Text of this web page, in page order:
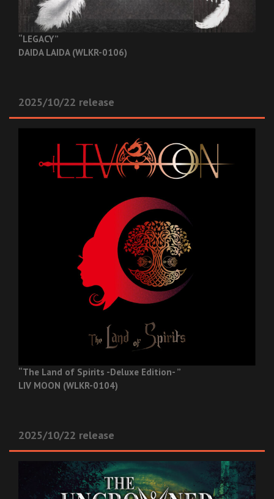
“LEGACY”
DAIDA LAIDA (WLKR-0106)
2025/10/22 release
“The Land of Spirits -Deluxe Edition- ”
LIV MOON (WLKR-0104)
2025/10/22 release